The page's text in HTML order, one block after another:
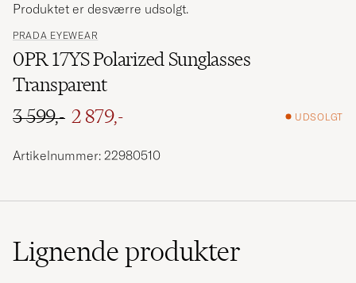
PRADA EYEWEAR
0PR 17YS Polarized Sunglasses
Transparent
Ordinary pris
3 599,-
Nedsat pris
2 879,- UDSOLGT
Produktet er desværre udsolgt.
Artikelnummer: 22980510
Lignendeprodukter